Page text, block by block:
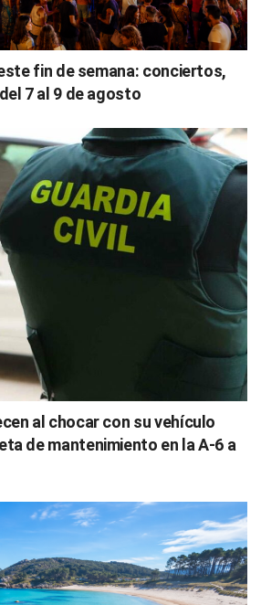
fin de semana: conciertos,
7 al 9 de agosto
al chocar con su vehículo
de mantenimiento en la A-6 a